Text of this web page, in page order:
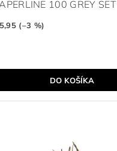
100 GREY SET
(–3 %)